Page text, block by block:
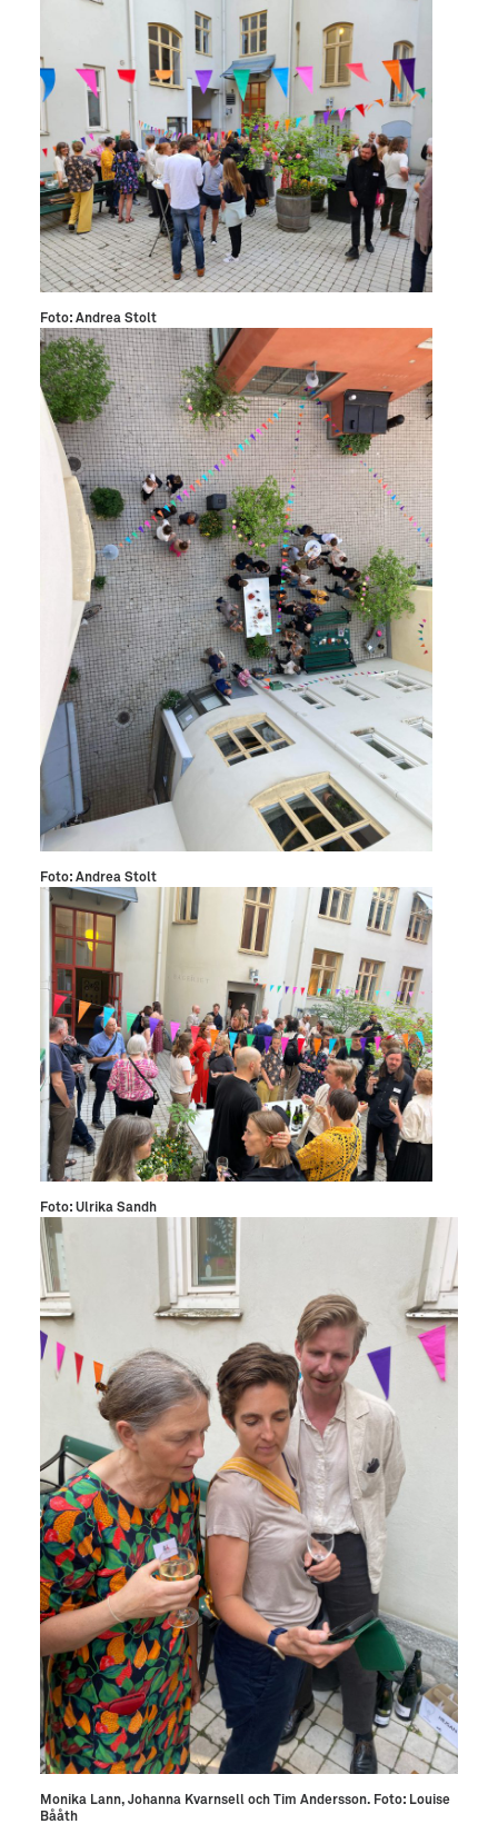
Foto: Andrea Stolt
Foto: Andrea Stolt
Foto: Ulrika Sandh
Monika Lann, Johanna Kvarnsell och Tim Andersson. Foto: Louise
Bååth